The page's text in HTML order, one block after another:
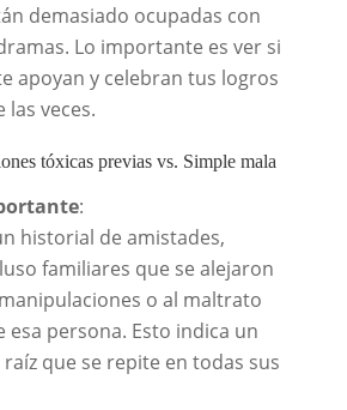
demasiado ocupadas con
Lo importante es ver si
apoyan y celebran tus logros
las veces.
tóxicas previas vs. Simple mala
:
historial de amistades,
familiares que se alejaron
o al maltrato
esa persona. Esto indica un
que se repite en todas sus